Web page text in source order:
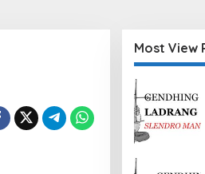
Most View